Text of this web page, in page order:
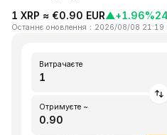
1 XRP ≈ €0.90 EUR▲+1.96%
Останнє оновлення ： 2026/08/08 21:19
Витрачаєте
Отримуєте ~